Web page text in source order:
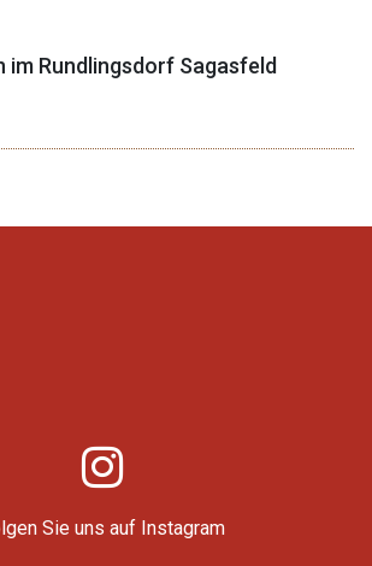
im Rundlingsdorf Sagasfeld
Sie uns auf Instagram